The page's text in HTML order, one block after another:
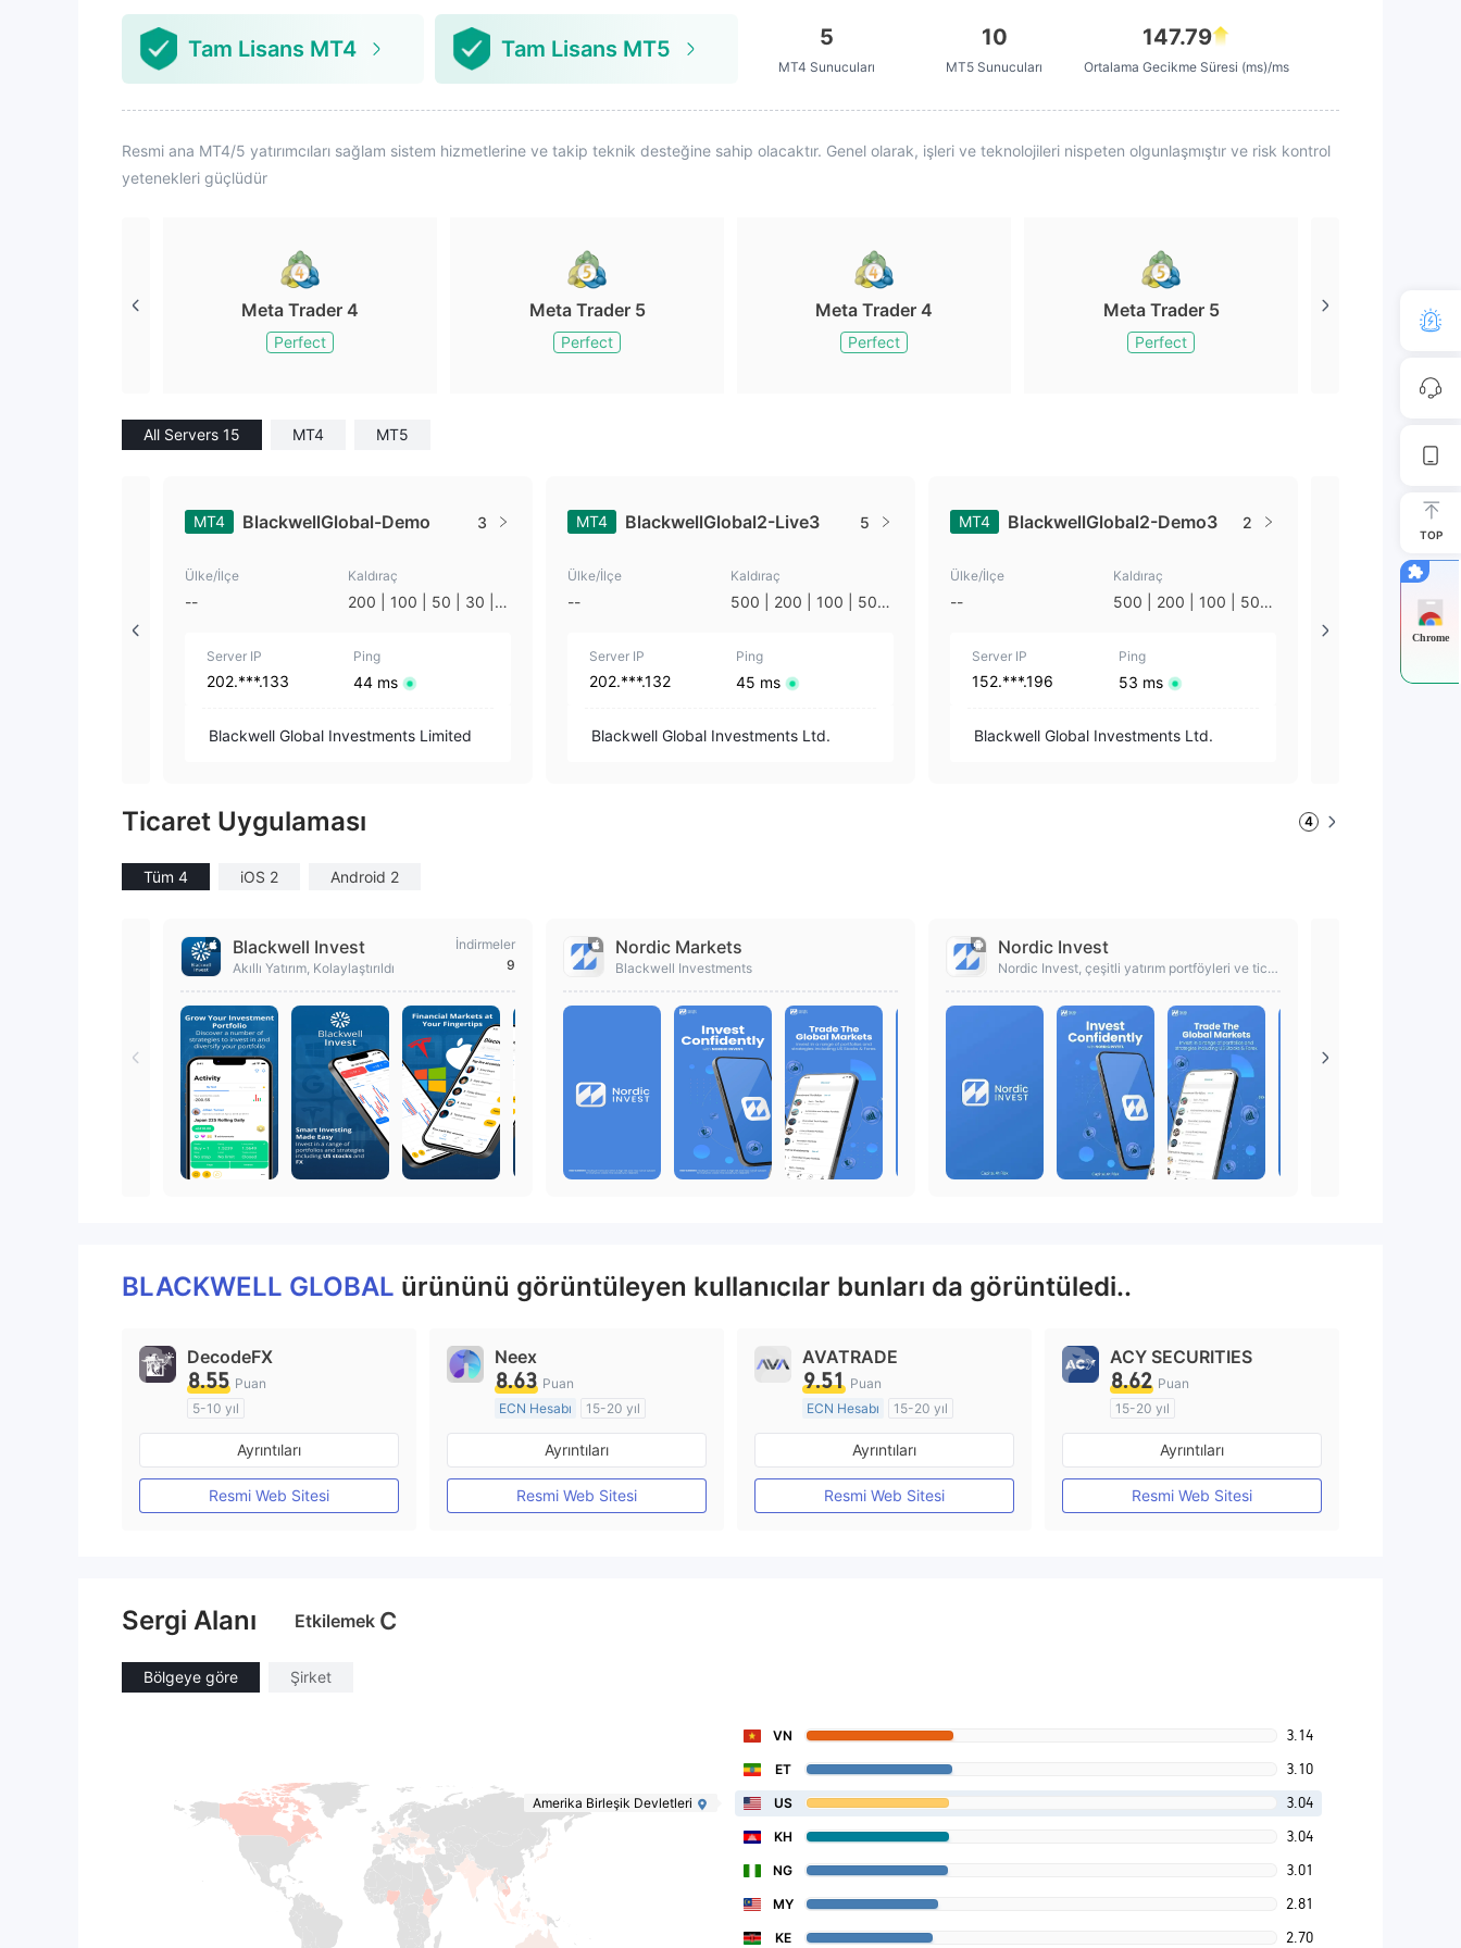
Tam Lisans MT4 Tam Lisans MT5 5
MT4 Sunucuları
10
MT5 Sunucuları
147.79
Ortalama Gecikme Süresi (ms)/ms
Resmi ana MT4/5 yatırımcıları sağlam sistem hizmetlerine ve takip teknik desteğine sahip olacaktır. Genel olarak, işleri ve teknolojileri nispeten olgunlaşmıştır ve risk kontrol
yetenekleri güçlüdür
Meta Trader 4
Perfect
Meta Trader 5
Perfect
Meta Trader 4
Perfect
Meta Trader 5
Perfect
Meta
All Servers 15 MT4 MT5
MT4 BlackwellGlobal-Demo 3
Ülke/İlçe
--
Kaldıraç
200 | 100 | 50 | 30 | 2
Server IP
202.***.133
Ping
44 ms
Blackwell Global Investments Limited
MT4 BlackwellGlobal2-Live3 5
Ülke/İlçe
--
Kaldıraç
500 | 200 | 100 | 50 |
Server IP
202.***.132
Ping
45 ms
Blackwell Global Investments Ltd.
MT4 BlackwellGlobal2-Demo3 2
Ülke/İlçe
--
Kaldıraç
500 | 200 | 100 | 50 |
Server IP
152.***.196
Ping
53 ms
Blackwell Global Investments Ltd.
s-Demo
Bahamalar
Server IP
152.***.197
Ticaret Uygulaması 4
Tüm 4 iOS 2 Android 2
Blackwell Invest
Akıllı Yatırım, Kolaylaştırıldı
İndirmeler
9
Nordic Markets
Blackwell Investments
Nordic Invest
Nordic Invest, çeşitli yatırım portföyleri ve ticar
BLACKWELL GLOBAL ürününü görüntüleyen kullanıcılar bunları da görüntüledi..
DecodeFX
8.55 Puan
5-10 yıl
Düzenleyici Ülke/Bölge: Avustralya
Pazar Yapıcılık (MM)
MT4 Tam Lisans
Ayrıntıları
Resmi Web Sitesi
Neex
8.63 Puan
ECN Hesabı
15-20 yıl
Düzenleyici Ülke/Bölge: Avustralya
Pazar Yapıcılık (MM)
MT4 Tam Lisans
Ayrıntıları
Resmi Web Sitesi
AVATRADE
9.51 Puan
ECN Hesabı
15-20 yıl
Düzenleyici Ülke/Bölge: Avustralya
Pazar Yapıcılık (MM)
MT4 Tam Lisans
Ayrıntıları
Resmi Web Sitesi
ACY SECURITIES
8.62 Puan
15-20 yıl
Düzenleyici Ülke/Bölge: Avustralya
Pazar Yapıcılık (MM)
MT4 Tam Lisans
Ayrıntıları
Resmi Web Sitesi
Sergi Alanı Etkilemek C
Bölgeye göre Şirket
VN 3.14
ET 3.10
Amerika Birleşik Devletleri US 3.04
KH 3.04
NG 3.01
MY 2.81
KE 2.70
TOP
Chrome